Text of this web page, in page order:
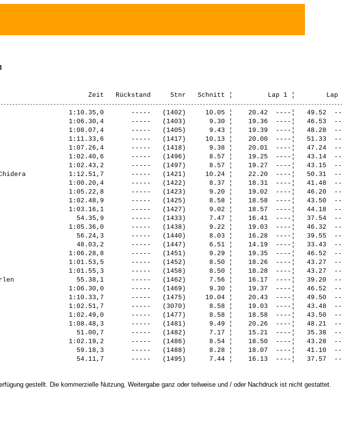
1:10.35,0       -----   (1402)     10.05 ¦    20.42  ----¦   49.52
1:06.30,4       -----   (1403)      9.30 ¦    19.36  ----¦   46.53
1:08.07,4       -----   (1405)      9.43 ¦    19.39  ----¦   48.28
1:11.33,6       -----   (1417)     10.13 ¦    20.00  ----¦   51.33
1:07.26,4       -----   (1418)      9.38 ¦    20.01  ----¦   47.24
1:02.40,6       -----   (1496)      8.57 ¦    19.25  ----¦   43.14
1:02.43,2       -----   (1497)      8.57 ¦    19.27  ----¦   43.15
1:12.51,7       -----   (1421)     10.24 ¦    22.20  ----¦   50.31
1:00.20,4       -----   (1422)      8.37 ¦    18.31  ----¦   41.48
1:05.22,8       -----   (1423)      9.20 ¦    19.02  ----¦   46.20
1:02.48,9       -----   (1425)      8.58 ¦    18.58  ----¦   43.50
1:03.16,1       -----   (1427)      9.02 ¦    18.57  ----¦   44.18
54.35,9       -----   (1433)      7.47 ¦    16.41  ----¦   37.54
1:05.36,0       -----   (1438)      9.22 ¦    19.03  ----¦   46.32
56.24,3       -----   (1440)      8.03 ¦    16.28  ----¦   39.55
48.03,2       -----   (1447)      6.51 ¦    14.19  ----¦   33.43
1:06.28,8       -----   (1451)      9.29 ¦    19.35  ----¦   46.52
1:01.53,5       -----   (1452)      8.50 ¦    18.26  ----¦   43.27
1:01.55,3       -----   (1458)      8.50 ¦    18.28  ----¦   43.27
55.38,1       -----   (1462)      7.56 ¦    16.17  ----¦   39.20
1:06.30,0       -----   (1469)      9.30 ¦    19.37  ----¦   46.52
1:10.33,7       -----   (1475)     10.04 ¦    20.43  ----¦   49.50
1:02.51,7       -----   (3070)      8.58 ¦    19.03  ----¦   43.48
1:02.49,0       -----   (1477)      8.58 ¦    18.58  ----¦   43.50
1:08.48,3       -----   (1481)      9.49 ¦    20.26  ----¦   48.21
51.00,7       -----   (1482)      7.17 ¦    15.21  ----¦   35.38
1:02.19,2       -----   (1486)      8.54 ¦    18.50  ----¦   43.28
59.18,3       -----   (1488)      8.28 ¦    18.07  ----¦   41.10
gestellt. Die kommerzielle Nutzung, Weitergabe ganz oder teilweise und / oder Nachdruck ist nicht gestattet.